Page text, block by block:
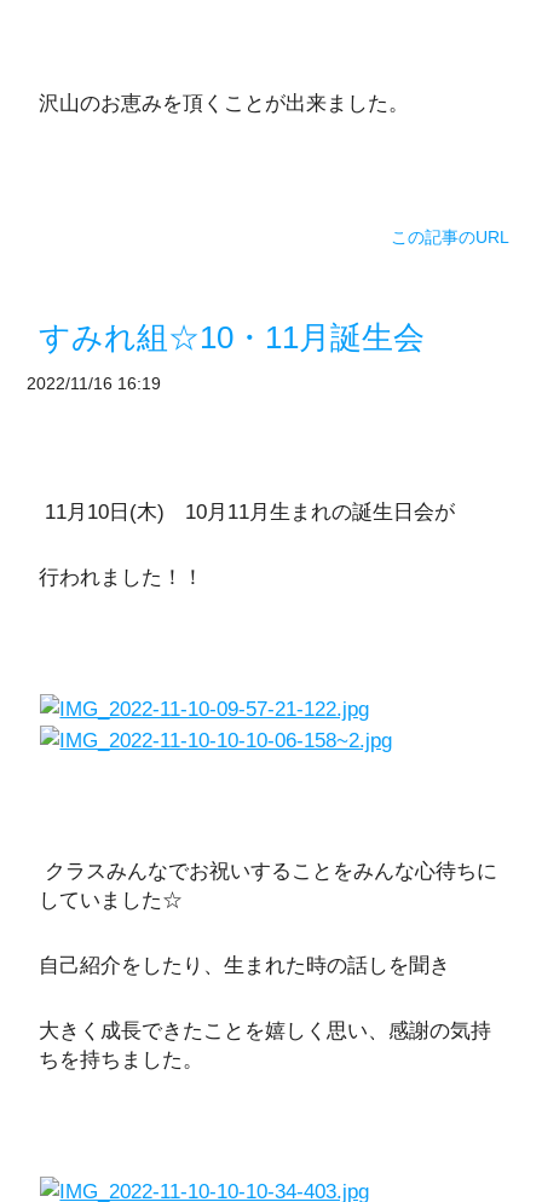
沢山のお恵みを頂くことが出来ました。
この記事のURL
すみれ組☆10・11月誕生会
2022/11/16 16:19
11月10日(木) 10月11月生まれの誕生日会が
行われました！！
クラスみんなでお祝いすることをみんな心待ちに
していました☆
自己紹介をしたり、生まれた時の話しを聞き
大きく成長できたことを嬉しく思い、感謝の気持
ちを持ちました。